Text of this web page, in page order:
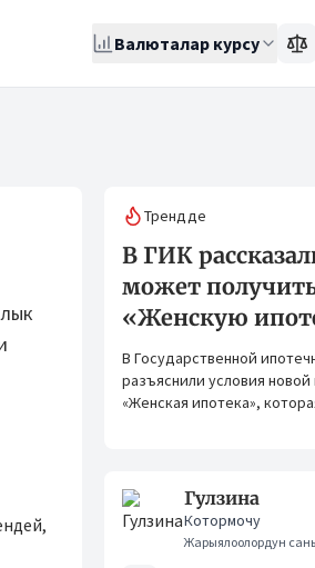
Валюталар курсу
Трендде
В ГИК
может
«Женскую
В Государственной
разъяснили условия
«Женская ипотека»,
Гулзина
Котормочу
Жарыялоолордун